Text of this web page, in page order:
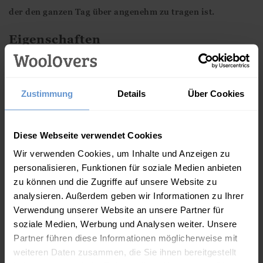
Zustimmung Details Über Cookies
Diese Webseite verwendet Cookies
Wir verwenden Cookies, um Inhalte und Anzeigen zu
personalisieren, Funktionen für soziale Medien anbieten
zu können und die Zugriffe auf unsere Website zu
analysieren. Außerdem geben wir Informationen zu Ihrer
Verwendung unserer Website an unsere Partner für
soziale Medien, Werbung und Analysen weiter. Unsere
Partner führen diese Informationen möglicherweise mit
weiteren Daten zusammen, die Sie ihnen bereitgestellt
der den ganzen Tag über angenehm zu tragen ist.
Eigenschaften
100 % Baumwolle
Knopfmanschette mit Rüschen
Unser Model trägt Größe 36
Maschinenwaschbar – Bitte beachten Sie die
Pflegehinweise auf dem Etikett
Diese Artikel könnten Ihnen auch
gefallen